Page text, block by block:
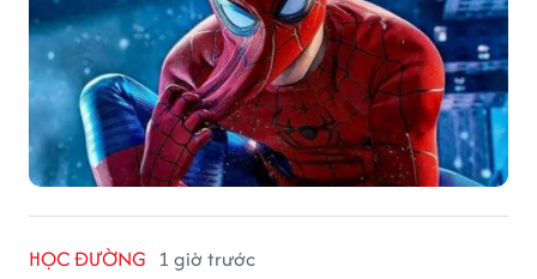
HỌC ĐƯỜNG 1 giờ trước